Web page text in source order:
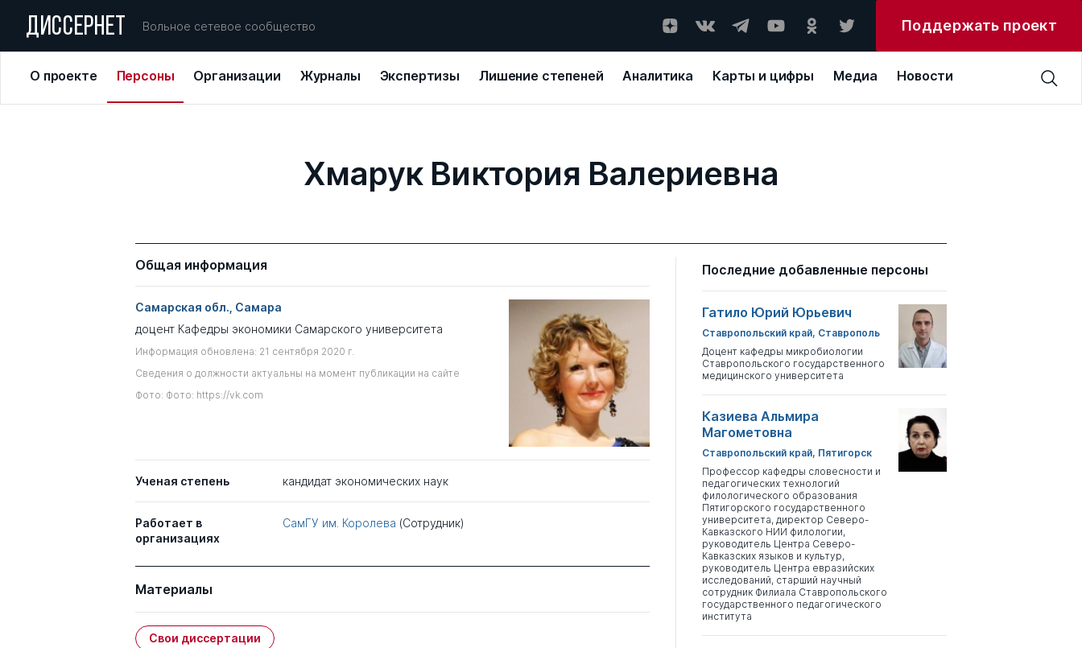
ДИССЕРНЕТ Вольное сетевое сообщество Поддержать проект
О проекте Персоны Организации Журналы Экспертизы Лишение степеней Аналитика Карты и цифры Медиа Новости
Хмарук Виктория Валериевна
Общая информация
Самарская обл., Самара
доцент Кафедры экономики Самарского университета
Информация обновлена: 21 сентября 2020 г.
Сведения о должности актуальны на момент публикации на сайте
Фото: Фото: https://vk.com
Ученая степень кандидат экономических наук
Работает в
организациях
СамГУ им. Королева (Сотрудник)
Материалы
Свои диссертации
Последние добавленные персоны
Гатило Юрий Юрьевич
Ставропольский край, Ставрополь
Доцент кафедры микробиологии
Ставропольского государственного
медицинского университета
Казиева Альмира
Магометовна
Ставропольский край, Пятигорск
Профессор кафедры словесности и
педагогических технологий
филологического образования
Пятигорского государственного
университета, директор Северо-
Кавказского НИИ филологии,
руководитель Центра Северо-
Кавказских языков и культур,
руководитель Центра евразийских
исследований, старший научный
сотрудник Филиала Ставропольского
государственного педагогического
института